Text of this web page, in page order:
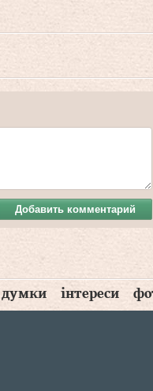
Добавить комментарий
думки інтереси